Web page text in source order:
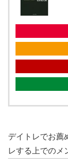
デイトレでお薦
レする上でのメ